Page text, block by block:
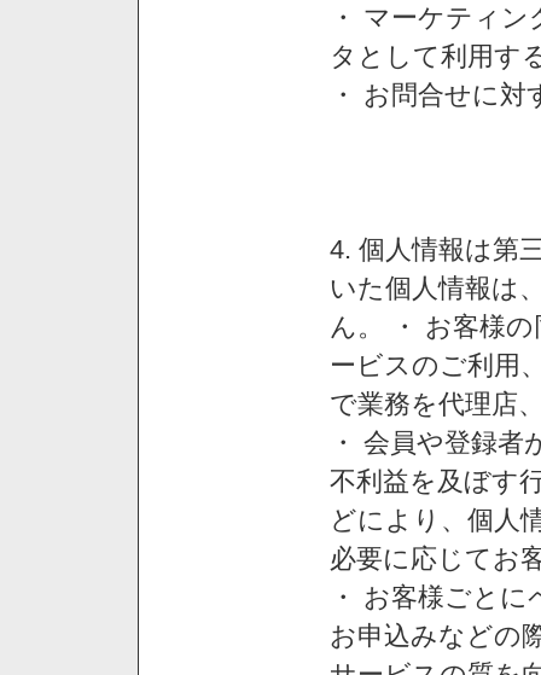
・ マーケティ
タとして利用す
・ お問合せに
4. 個人情報は第
いた個人情報は
ん。 ・ お客様
ービスのご利用
で業務を代理店
・ 会員や登録
不利益を及ぼす
どにより、個人
必要に応じてお
・ お客様ごと
お申込みなどの